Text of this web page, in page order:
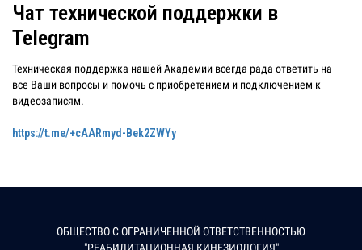
Чат технической поддержки в
Telegram
Техническая поддержка нашей Академии всегда рада ответить на
все Ваши вопросы и помочь с приобретением и подключением к
видеозаписям.
https://t.me/+cAARmyd-Bek2ZWYy
ОБЩЕСТВО С ОГРАНИЧЕННОЙ ОТВЕТСТВЕННОСТЬЮ